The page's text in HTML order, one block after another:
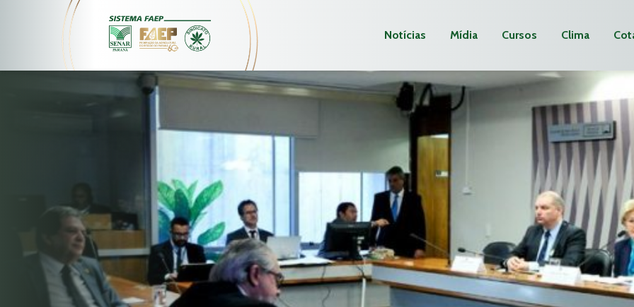
Notícias Mídia Cursos Clima